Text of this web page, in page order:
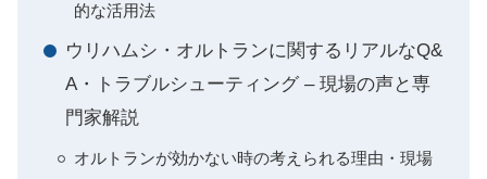
的な活用法
ウリハムシ・オルトランに関するリアルなQ&
A・トラブルシューティング – 現場の声と専
門家解説
オルトランが効かない時の考えられる理由・現場